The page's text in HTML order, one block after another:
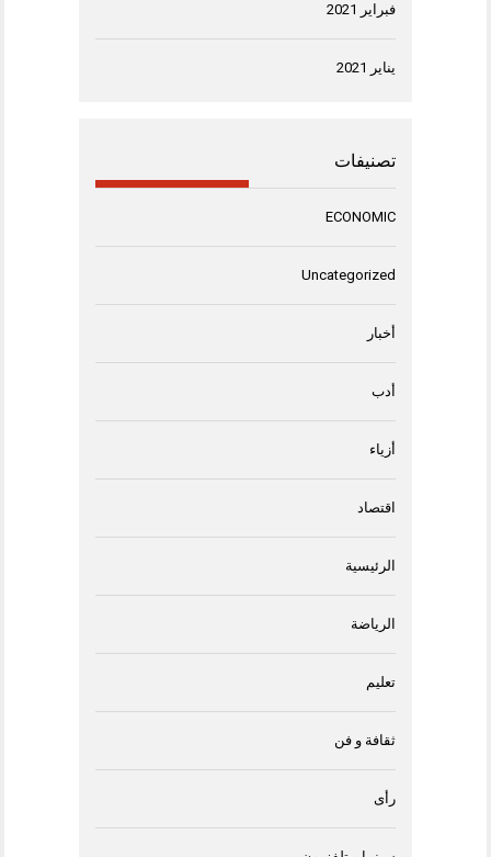
فبراير 2021
يناير 2021
تصنيفات
ECONOMIC
Uncategorized
أخبار
أدب
أزياء
اقتصاد
الرئيسية
الرياضة
تعليم
ثقافة و فن
رأى